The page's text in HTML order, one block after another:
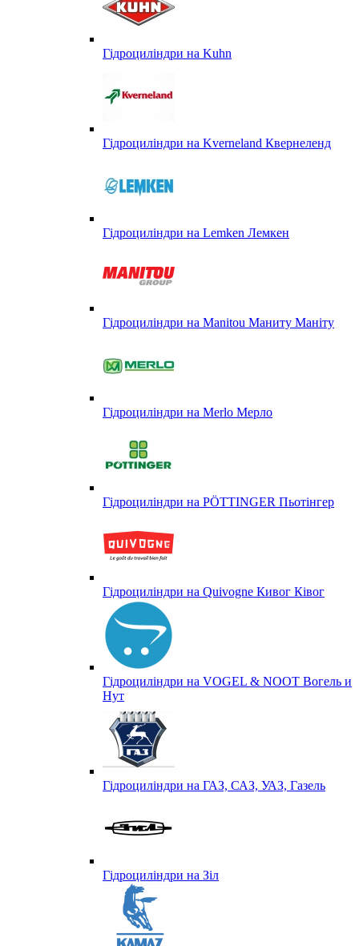
Гідроциліндри на Kuhn
Гідроциліндри на Kverneland Квернеленд
Гідроциліндри на Lemken Лемкен
Гідроциліндри на Manitou Маниту Маніту
Гідроциліндри на Merlo Мерло
Гідроциліндри на PÖTTINGER Пьотінгер
Гідроциліндри на Quivogne Кивог Ківог
Гідроциліндри на VOGEL & NOOT Вогель и
Нут
Гідроциліндри на ГАЗ, САЗ, УАЗ, Газель
Гідроциліндри на Зіл